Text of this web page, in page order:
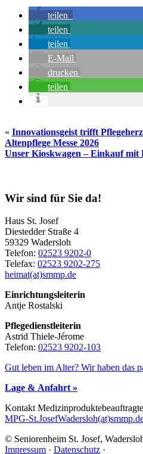
teilen
teilen
teilen
E-Mail
drucken
teilen
« Innovationsgeist trifft
Altenpflege Messe 2026
Unser Kioskwagen – Einkauf mit
Seitenspalte
Wir sind für Sie da!
Haus St. Josef
Diestedder Straße 4
59329 Wadersloh
Telefon: 02523 9202-0
Telefax: 02523 9202-275
heimat(at)smmp.de
Einrichtungsleiterin
Antje Rostalski
Pflegedienstleiterin
Astrid Thiele-Jérome
Telefon: 02523 9202-103
Gut leben im Alter? Wir haben das
Lage & Anfahrt »
Kontakt
MPG-
© Seniorenheim St. Josef,
Impressum · Datenschutz ·